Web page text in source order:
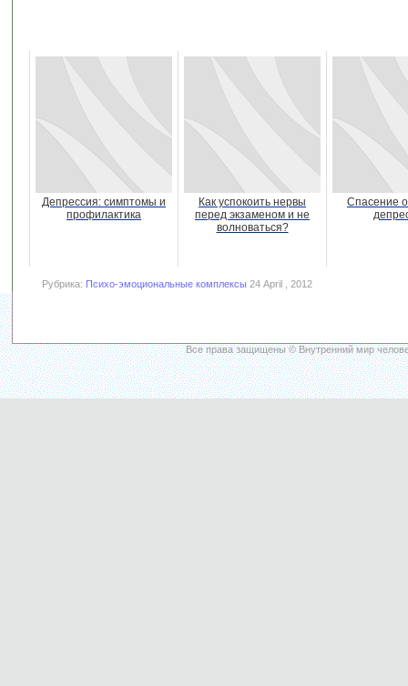
Депрессия: симптомы и
профилактика
Как успокоить нервы
перед экзаменом и не
волноваться?
Спасение
Рубрика: Психо-эмоциональные комплексы 24 April , 2012
Все права защищены © Внутренний мир